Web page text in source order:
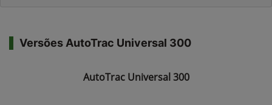
Versões AutoTrac Universal 300
AutoTrac Universal 300